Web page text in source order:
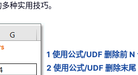
种实用技巧。
1 使用公式/UDF 删除前 N
2 使用公式/UDF 删除末